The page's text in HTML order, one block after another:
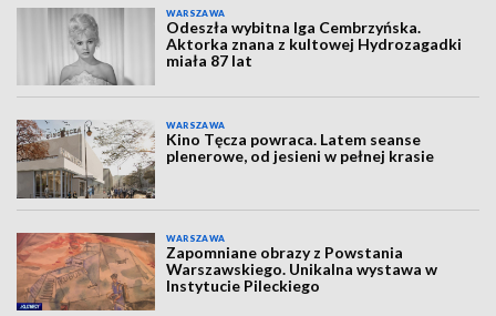
WARSZAWA
Odeszła wybitna Iga Cembrzyńska.
Aktorka znana z kultowej Hydrozagadki
miała 87 lat
WARSZAWA
Kino Tęcza powraca. Latem seanse
plenerowe, od jesieni w pełnej krasie
WARSZAWA
Zapomniane obrazy z Powstania
Warszawskiego. Unikalna wystawa w
Instytucie Pileckiego